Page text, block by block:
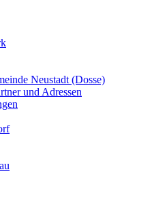
Neustadt (Dosse)
und Adressen